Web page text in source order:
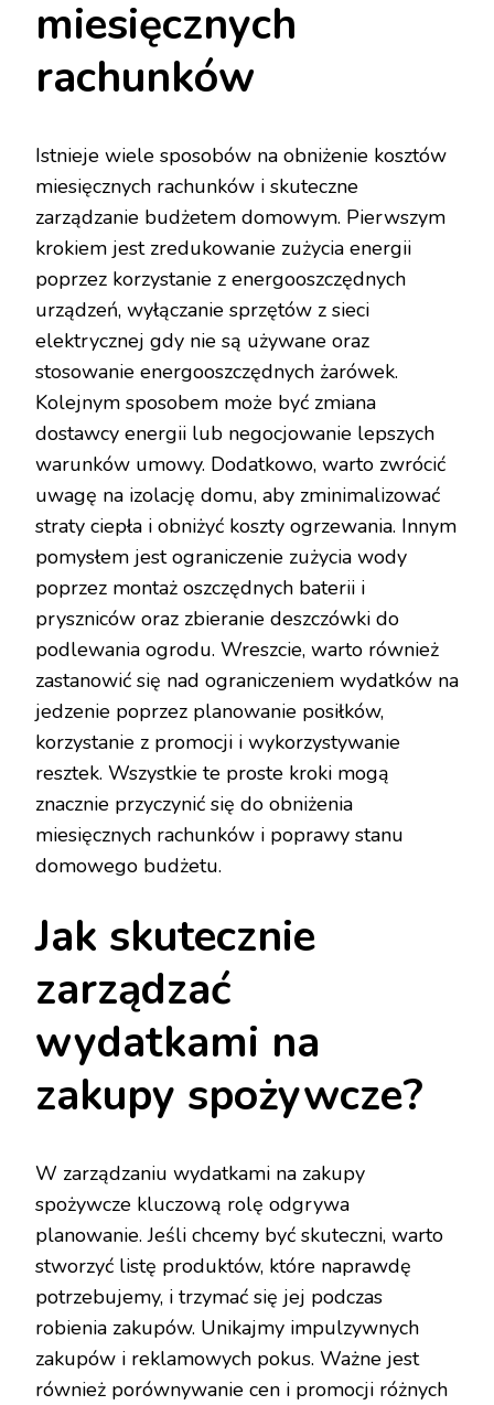
miesięcznych
rachunków
Istnieje wiele sposobów na obniżenie kosztów
miesięcznych rachunków i skuteczne
zarządzanie budżetem domowym. Pierwszym
krokiem jest zredukowanie zużycia energii
poprzez korzystanie z energooszczędnych
urządzeń, wyłączanie sprzętów z sieci
elektrycznej gdy nie są używane oraz
stosowanie energooszczędnych żarówek.
Kolejnym sposobem może być zmiana
dostawcy energii lub negocjowanie lepszych
warunków umowy. Dodatkowo, warto zwrócić
uwagę na izolację domu, aby zminimalizować
straty ciepła i obniżyć koszty ogrzewania. Innym
pomysłem jest ograniczenie zużycia wody
poprzez montaż oszczędnych baterii i
pryszniców oraz zbieranie deszczówki do
podlewania ogrodu. Wreszcie, warto również
zastanowić się nad ograniczeniem wydatków na
jedzenie poprzez planowanie posiłków,
korzystanie z promocji i wykorzystywanie
resztek. Wszystkie te proste kroki mogą
znacznie przyczynić się do obniżenia
miesięcznych rachunków i poprawy stanu
domowego budżetu.
Jak skutecznie
zarządzać
wydatkami na
zakupy spożywcze?
W zarządzaniu wydatkami na zakupy
spożywcze kluczową rolę odgrywa
planowanie. Jeśli chcemy być skuteczni, warto
stworzyć listę produktów, które naprawdę
potrzebujemy, i trzymać się jej podczas
robienia zakupów. Unikajmy impulzywnych
zakupów i reklamowych pokus. Ważne jest
również porównywanie cen i promocji różnych